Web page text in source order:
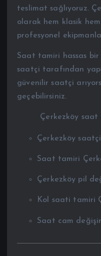
teslimat sağlıyoruz.
olarak hem klasik
profesyonel
Saat tamiri hassas
saatçi tarafından
güvenilir saatçi
geçebilirsiniz.
Çerkezköy saat
Çerkezköy saatçi
Saat tamiri
Çerkezköy pil
Kol saati tamiri
Saat cam